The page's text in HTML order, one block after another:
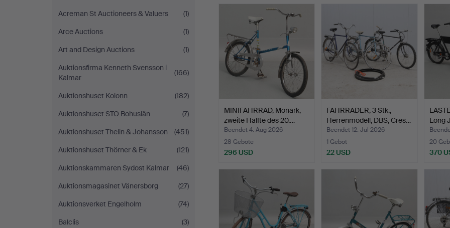
Acreman St Auctioneers & Valuers
(1)
Arce Auctions
(1)
Art and Design Auctions
(1)
Auktionsfirma Kenneth Svensson i
Kalmar
(166)
Auktionshuset Kolonn
(182)
Auktionshuset STO Bohuslän
(7)
Auktionshuset Thelin & Johansson
(451)
Auktionshuset Thörner & Ek
(121)
Auktionskammaren Sydost Kalmar
(46)
Auktionsmagasinet Vänersborg
(27)
Auktionsverket Engelholm
(74)
Balclis
(3)
MINIFAHRRAD, Monark,
zweite Hälfte des 20.…
Beendet 4. Aug 2026
28 Gebote
296 USD
FAHRRÄDER, 3 Stk.,
Herrenmodell, DBS, Cres…
Beendet 12. Jul 2026
1 Gebot
22 USD
Long
20
370